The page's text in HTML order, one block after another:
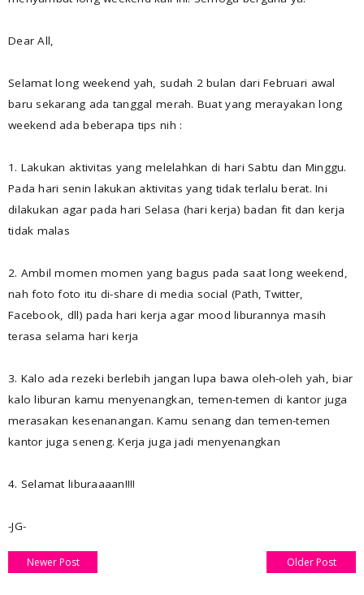
Dear All,
Selamat long weekend yah, sudah 2 bulan dari Februari awal
baru sekarang ada tanggal merah. Buat yang merayakan long
weekend ada beberapa tips nih :
1. Lakukan aktivitas yang melelahkan di hari Sabtu dan Minggu.
Pada hari senin lakukan aktivitas yang tidak terlalu berat. Ini
dilakukan agar pada hari Selasa (hari kerja) badan fit dan kerja
tidak malas
2. Ambil momen momen yang bagus pada saat long weekend,
nah foto foto itu di-share di media social (Path, Twitter,
Facebook, dll) pada hari kerja agar mood liburannya masih
terasa selama hari kerja
3. Kalo ada rezeki berlebih jangan lupa bawa oleh-oleh yah, biar
kalo liburan kamu menyenangkan, temen-temen di kantor juga
merasakan kesenanangan. Kamu senang dan temen-temen
kantor juga seneng. Kerja juga jadi menyenangkan
4. Selamat liburaaaan!!!!
-JG-
Newer Post Older Post